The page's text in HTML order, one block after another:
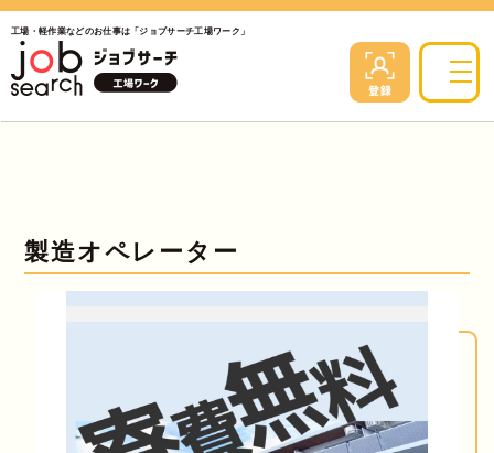
工場・軽作業などのお仕事は「ジョブサーチ工場ワーク」
製造オペレーター